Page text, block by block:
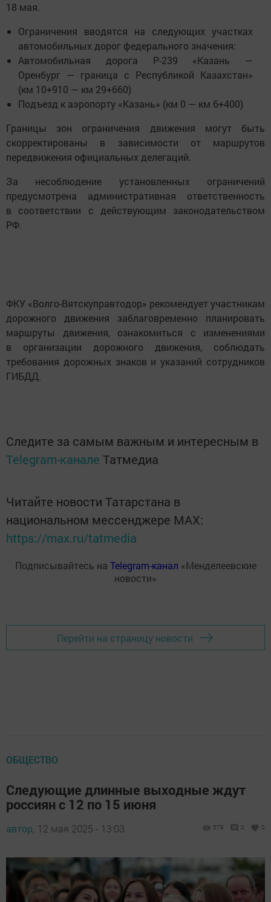
18 мая.
Ограничения вводятся на следующих участках
автомобильных дорог федерального значения:
Автомобильная дорога Р-239 «Казань —
Оренбург — граница с Республикой Казахстан»
(км 10+910 — км 29+660)
Подъезд к аэропорту «Казань» (км 0 — км 6+400)
Границы зон ограничения движения могут быть
скорректированы в зависимости от маршрутов
передвижения официальных делегаций.
За несоблюдение установленных ограничений
предусмотрена административная ответственность
в соответствии с действующим законодательством
РФ.
ФКУ «Волго-Вятскуправтодор» рекомендует участникам
дорожного движения заблаговременно планировать
маршруты движения, ознакомиться с изменениями
в организации дорожного движения, соблюдать
требования дорожных знаков и указаний сотрудников
ГИБДД.
Следите за самым важным и интересным в
Telegram-канале Татмедиа
Читайте новости Татарстана в
национальном мессенджере MАХ:
https://max.ru/tatmedia
Подписывайтесь на Telegram-канал «Менделеевские
новости»
Перейти на страницу новости
ОБЩЕСТВО
Следующие длинные выходные ждут
россиян с 12 по 15 июня
автор, 12 мая 2025 - 13:03 579 0 0